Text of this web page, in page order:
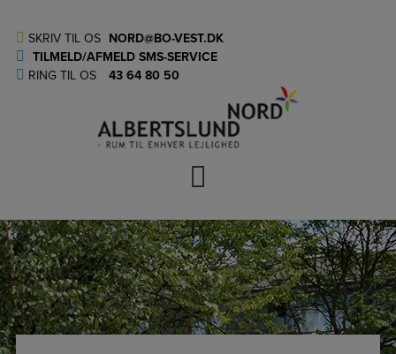
indholdet
SKRIV TIL OS NORD@BO-VEST.DK
TILMELD/AFMELD SMS-SERVICE
RING TIL OS
43 64 80 50